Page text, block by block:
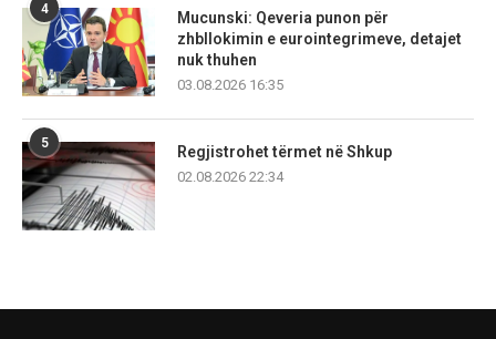
4
Mucunski: Qeveria punon për
zhbllokimin e eurointegrimeve, detajet
nuk thuhen
03.08.2026 16:35
5
Regjistrohet tërmet në Shkup
02.08.2026 22:34